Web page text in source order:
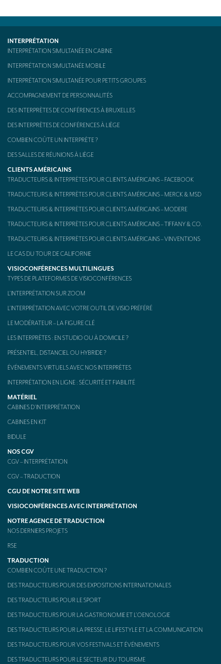
INTERPRÉTATION
INTERPRÉTATION SIMULTANÉE EN CABINE
INTERPRÉTATION SIMULTANÉE MOBILE
INTERPRÉTATION SIMULTANÉE POUR PETITS GROUPES
ACCOMPAGNEMENT DE PERSONNALITÉS
DES INTERPRÈTES DE CONFÉRENCES À BRUXELLES
DES INTERPRÈTES DE CONFÉRENCES À LIÈGE
COMBIEN COÛTE UN INTERPRÈTE ?
DES SALLES DE RÉUNIONS À LIÈGE
CLIENTS AMÉRICAINS
TRADUCTEURS & INTERPRÈTES POUR CLIENTS AMÉRICAINS – FACEBOOK
TRADUCTEURS & INTERPRÈTES POUR CLIENTS AMÉRICAINS – MERCK & MSD
TRADUCTEURS & INTERPRÈTES POUR CLIENTS AMÉRICAINS – MODERE
TRADUCTEURS & INTERPRÈTES POUR CLIENTS AMÉRICAINS – TIFFANY & CO.
TRADUCTEURS & INTERPRÈTES POUR CLIENTS AMÉRICAINS – VINVENTIONS
LE CAS DU TOUR DE CALIFORNIE
VISIOCONFÉRENCES MULTILINGUES
TYPES DE PLATEFORMES DE VISIOCONFÉRENCES
L’INTERPRÉTATION SUR ZOOM
L’INTERPRÉTATION AVEC VOTRE OUTIL DE VISIO PRÉFÉRÉ
LE MODÉRATEUR – LA FIGURE CLÉ
LES INTERPRÈTES : EN STUDIO OU À DOMICILE ?
PRÉSENTIEL, DISTANCIEL OU HYBRIDE ?
ÉVÉNEMENTS VIRTUELS AVEC NOS INTERPRÈTES
INTERPRÉTATION EN LIGNE : SÉCURITÉ ET FIABILITÉ
MATÉRIEL
CABINES D’INTERPRÉTATION
CABINES EN KIT
BIDULE
NOS CGV
CGV – INTERPRÉTATION
CGV – TRADUCTION
CGU DE NOTRE SITE WEB
VISIOCONFÉRENCES AVEC INTERPRÉTATION
NOTRE AGENCE DE TRADUCTION
NOS DERNIERS PROJETS
RSE
TRADUCTION
COMBIEN COÛTE UNE TRADUCTION ?
DES TRADUCTEURS POUR DES EXPOSITIONS INTERNATIONALES
DES TRADUCTEURS POUR LE SPORT
DES TRADUCTEURS POUR LA GASTRONOMIE ET L’OENOLOGIE
DES TRADUCTEURS POUR LA PRESSE, LE LIFESTYLE ET LA COMMUNICATION
DES TRADUCTEURS POUR VOS FESTIVALS ET ÉVÉNEMENTS
DES TRADUCTEURS POUR LE SECTEUR DU TOURISME